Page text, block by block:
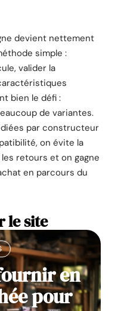
devient nettement
simple :
valider la
bien le défi :
de variantes.
par constructeur
on évite la
retours et on gagne
en parcours du
le site
en
pour